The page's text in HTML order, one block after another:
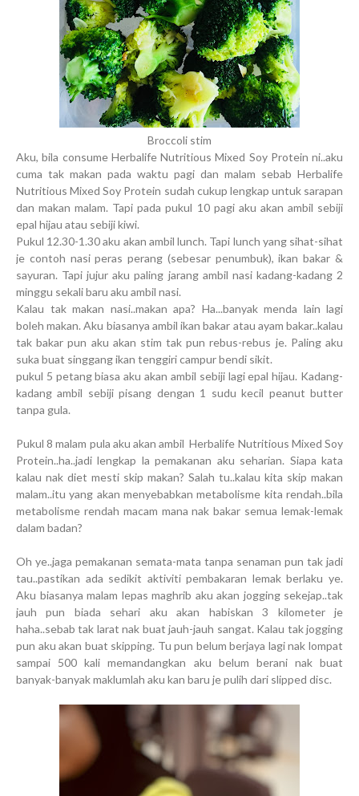
Broccoli stim
Aku, bila consume Herbalife Nutritious Mixed Soy Protein ni..aku
cuma tak makan pada waktu pagi dan malam sebab Herbalife
Nutritious Mixed Soy Protein sudah cukup lengkap untuk sarapan
dan makan malam. Tapi pada pukul 10 pagi aku akan ambil sebiji
epal hijau atau sebiji kiwi.
Pukul 12.30-1.30 aku akan ambil lunch. Tapi lunch yang sihat-sihat
je contoh nasi peras perang (sebesar penumbuk), ikan bakar &
sayuran. Tapi jujur aku paling jarang ambil nasi kadang-kadang 2
minggu sekali baru aku ambil nasi.
Kalau tak makan nasi..makan apa? Ha...banyak menda lain lagi
boleh makan. Aku biasanya ambil ikan bakar atau ayam bakar..kalau
tak bakar pun aku akan stim tak pun rebus-rebus je. Paling aku
suka buat singgang ikan tenggiri campur bendi sikit.
pukul 5 petang biasa aku akan ambil sebiji lagi epal hijau. Kadang-
kadang ambil sebiji pisang dengan 1 sudu kecil peanut butter
tanpa gula.
Pukul 8 malam pula aku akan ambil Herbalife Nutritious Mixed Soy
Protein..ha..jadi lengkap la pemakanan aku seharian. Siapa kata
kalau nak diet mesti skip makan? Salah tu..kalau kita skip makan
malam..itu yang akan menyebabkan metabolisme kita rendah..bila
metabolisme rendah macam mana nak bakar semua lemak-lemak
dalam badan?
Oh ye..jaga pemakanan semata-mata tanpa senaman pun tak jadi
tau..pastikan ada sedikit aktiviti pembakaran lemak berlaku ye.
Aku biasanya malam lepas maghrib aku akan jogging sekejap..tak
jauh pun biada sehari aku akan habiskan 3 kilometer je
haha..sebab tak larat nak buat jauh-jauh sangat. Kalau tak jogging
pun aku akan buat skipping. Tu pun belum berjaya lagi nak lompat
sampai 500 kali memandangkan aku belum berani nak buat
banyak-banyak maklumlah aku kan baru je pulih dari slipped disc.